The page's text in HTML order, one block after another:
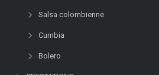
Salsa colombienne
Cumbia
Bolero